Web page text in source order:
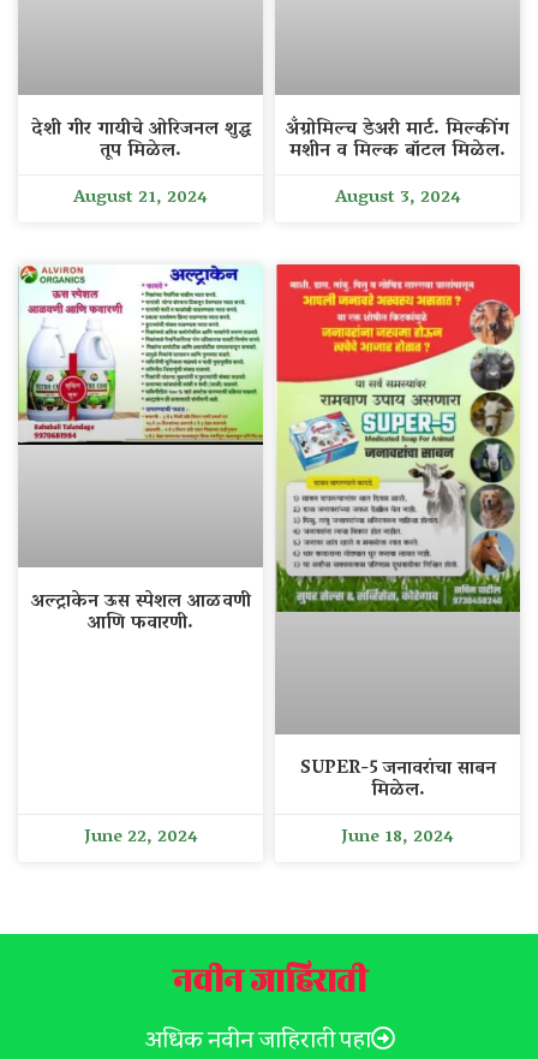
देशी गीर गायीचे ओरिजनल शुद्ध
तूप मिळेल.
August 21, 2024
अँग्रोमिल्च डेअरी मार्ट. मिल्कींग
मशीन व मिल्क बॉटल मिळेल.
August 3, 2024
अल्ट्राकेन ऊस स्पेशल आळवणी
आणि फवारणी.
June 22, 2024
SUPER-5 जनावरांचा साबन
मिळेल.
June 18, 2024
नवीन जाहिराती
अधिक नवीन जाहिराती पहा